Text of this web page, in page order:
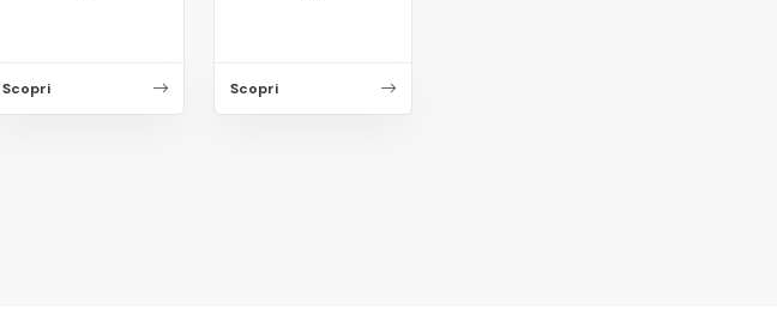
Scopri Scopri